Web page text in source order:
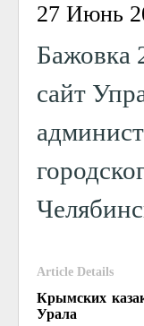
27 Июнь
Бажовка
сайт
Article Details
Крымских
Урала